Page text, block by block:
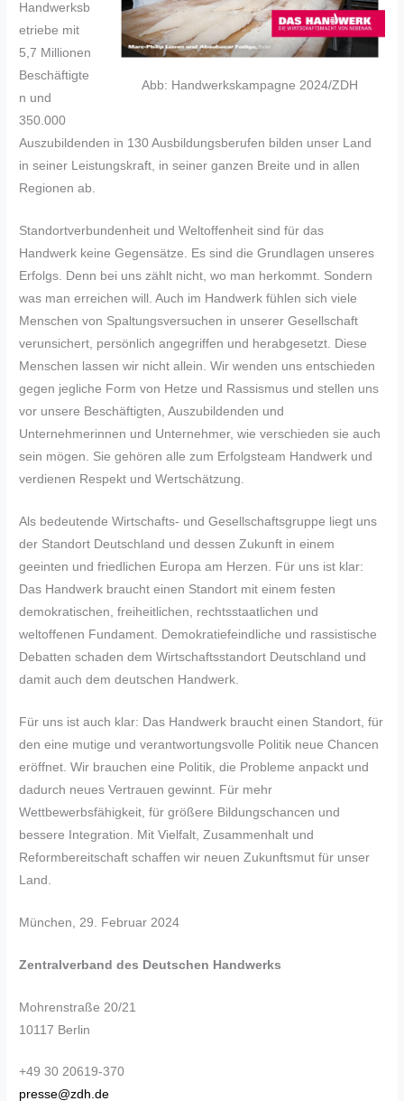
Abb: Handwerkskampagne 2024/ZDH
Handwerksb
etriebe mit
5,7 Millionen
Beschäftigte
n und
350.000
Auszubildenden in 130 Ausbildungsberufen bilden unser Land
in seiner Leistungskraft, in seiner ganzen Breite und in allen
Regionen ab.
Standortverbundenheit und Weltoffenheit sind für das
Handwerk keine Gegensätze. Es sind die Grundlagen unseres
Erfolgs. Denn bei uns zählt nicht, wo man herkommt. Sondern
was man erreichen will. Auch im Handwerk fühlen sich viele
Menschen von Spaltungsversuchen in unserer Gesellschaft
verunsichert, persönlich angegriffen und herabgesetzt. Diese
Menschen lassen wir nicht allein. Wir wenden uns entschieden
gegen jegliche Form von Hetze und Rassismus und stellen uns
vor unsere Beschäftigten, Auszubildenden und
Unternehmerinnen und Unternehmer, wie verschieden sie auch
sein mögen. Sie gehören alle zum Erfolgsteam Handwerk und
verdienen Respekt und Wertschätzung.
Als bedeutende Wirtschafts- und Gesellschaftsgruppe liegt uns
der Standort Deutschland und dessen Zukunft in einem
geeinten und friedlichen Europa am Herzen. Für uns ist klar:
Das Handwerk braucht einen Standort mit einem festen
demokratischen, freiheitlichen, rechtsstaatlichen und
weltoffenen Fundament. Demokratiefeindliche und rassistische
Debatten schaden dem Wirtschaftsstandort Deutschland und
damit auch dem deutschen Handwerk.
Für uns ist auch klar: Das Handwerk braucht einen Standort, für
den eine mutige und verantwortungsvolle Politik neue Chancen
eröffnet. Wir brauchen eine Politik, die Probleme anpackt und
dadurch neues Vertrauen gewinnt. Für mehr
Wettbewerbsfähigkeit, für größere Bildungschancen und
bessere Integration. Mit Vielfalt, Zusammenhalt und
Reformbereitschaft schaffen wir neuen Zukunftsmut für unser
Land.
München, 29. Februar 2024
Zentralverband des Deutschen Handwerks
Mohrenstraße 20/21
10117 Berlin
+49 30 20619-370
presse@zdh.de